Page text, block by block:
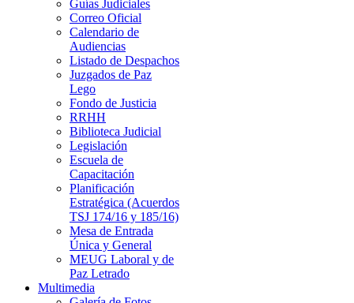
Guías Judiciales
Correo Oficial
Calendario de
Audiencias
Listado de Despachos
Juzgados de Paz
Lego
Fondo de Justicia
RRHH
Biblioteca Judicial
Legislación
Escuela de
Capacitación
Planificación
Estratégica (Acuerdos
TSJ 174/16 y 185/16)
Mesa de Entrada
Única y General
MEUG Laboral y de
Paz Letrado
Multimedia